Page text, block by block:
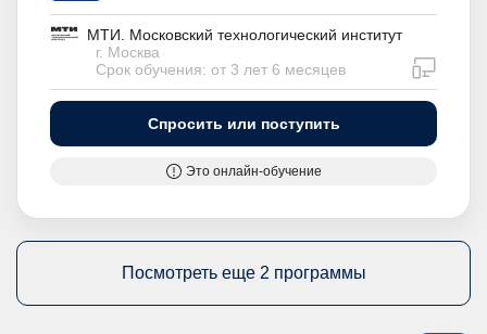
МТИ. Московский технологический институт
г. Москва
Срок обучения: от 3 лет 6 месяцев
Спросить или поступить
Это онлайн-обучение
Посмотреть еще 2 программы